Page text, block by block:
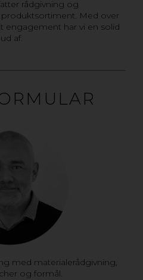
rådgivning og
Med over
engagement har vi en solid
af.
med materialerådgivning,
og formål.